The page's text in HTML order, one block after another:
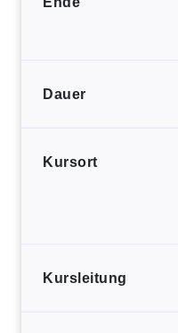
Dauer
Kursort
Kursleitung